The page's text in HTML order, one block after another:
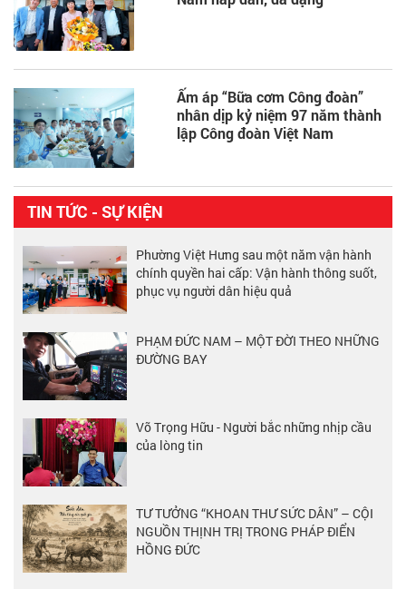
Ấm áp “Bữa cơm Công đoàn”
nhân dịp kỷ niệm 97 năm thành
lập Công đoàn Việt Nam
TIN TỨC - SỰ KIỆN
Phường Việt Hưng sau một năm vận hành
chính quyền hai cấp: Vận hành thông suốt,
phục vụ người dân hiệu quả
PHẠM ĐỨC NAM – MỘT ĐỜI THEO NHỮNG
ĐƯỜNG BAY
Võ Trọng Hữu - Người bắc những nhịp cầu
của lòng tin
TƯ TƯỞNG “KHOAN THƯ SỨC DÂN” – CỘI
NGUỒN THỊNH TRỊ TRONG PHÁP ĐIỂN
HỒNG ĐỨC